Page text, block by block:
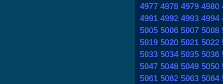
4977 4978 4979 4980
4991 4992 4993 4994
5005 5006 5007 5008
5019 5020 5021 5022
5033 5034 5035 5036
5047 5048 5049 5050
5061 5062 5063 5064